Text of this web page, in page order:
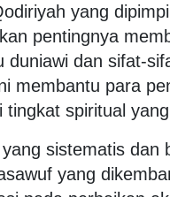
yang
pentingnya
duniawi dan sifat-
membantu para
tingkat spiritual
sistematis dan
yang